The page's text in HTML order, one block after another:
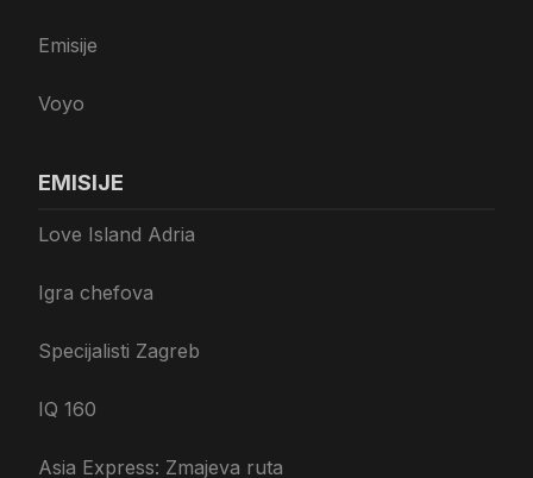
Emisije
Voyo
EMISIJE
Love Island Adria
Igra chefova
Specijalisti Zagreb
IQ 160
Asia Express: Zmajeva ruta